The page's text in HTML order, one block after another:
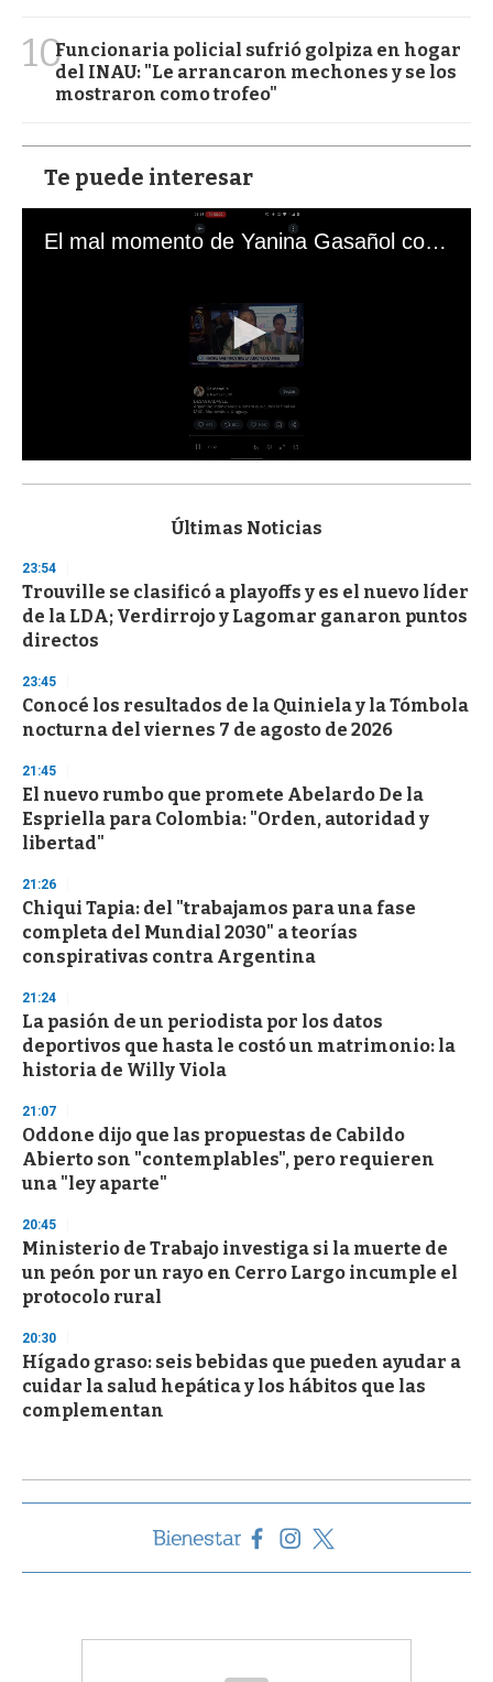
10Funcionaria policial sufrió golpiza en hogar
del INAU: "Le arrancaron mechones y se los
mostraron como trofeo"
Te puede interesar
El mal momento de Yanina Gasañol con un hincha argentino en "Subrayado"
s
d
s
o
f
3
s
e
c
o
d
s
Últimas Noticias
23:54
Trouville se clasificó a playoffs y es el nuevo líder
de la LDA; Verdirrojo y Lagomar ganaron puntos
directos
23:45
Conocé los resultados de la Quiniela y la Tómbola
nocturna del viernes 7 de agosto de 2026
21:45
El nuevo rumbo que promete Abelardo De la
Espriella para Colombia: "Orden, autoridad y
libertad"
21:26
Chiqui Tapia: del "trabajamos para una fase
completa del Mundial 2030" a teorías
conspirativas contra Argentina
21:24
La pasión de un periodista por los datos
deportivos que hasta le costó un matrimonio: la
historia de Willy Viola
21:07
Oddone dijo que las propuestas de Cabildo
Abierto son "contemplables", pero requieren
una "ley aparte"
20:45
Ministerio de Trabajo investiga si la muerte de
un peón por un rayo en Cerro Largo incumple el
protocolo rural
20:30
Hígado graso: seis bebidas que pueden ayudar a
cuidar la salud hepática y los hábitos que las
complementan